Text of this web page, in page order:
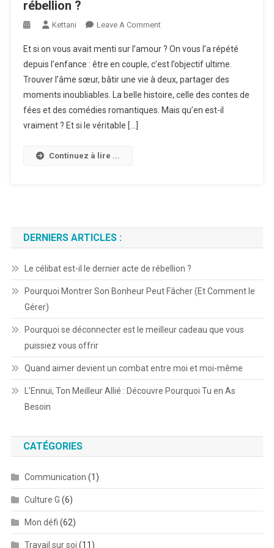
rébellion ?
Kettani Leave A CommentOn
Célibat
Est-
Il
Le
Dernier
Et si on vous avait menti sur l’amour ? On vous l’a répété
depuis l’enfance : être en couple, c’est l’objectif ultime.
Trouver l’âme sœur, bâtir une vie à deux, partager des
moments inoubliables. La belle histoire, celle des contes de
fées et des comédies romantiques. Mais qu’en est-il
vraiment ? Et si le véritable […]
Continuez à lire ...
DERNIERS ARTICLES :
Le célibat est-il le dernier acte de rébellion ?
Pourquoi Montrer Son Bonheur Peut Fâcher (Et Comment le
Gérer)
Pourquoi se déconnecter est le meilleur cadeau que vous
puissiez vous offrir
Quand aimer devient un combat entre moi et moi-même
L’Ennui, Ton Meilleur Allié : Découvre Pourquoi Tu en As
Besoin
CATÉGORIES
Communication (1)
Culture G (6)
Mon défi (62)
Travail sur soi (11)